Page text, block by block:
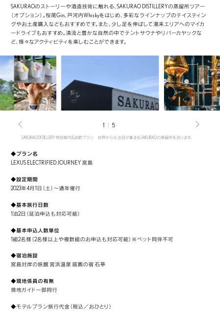
SAKURAOのストーリーや酒造技術に触れる、SAKURAO DISTILLERYの蒸留所ツアー
（オプション）。桜尾Gin、戸河内Whiskyをはじめ、多彩なラインナップのテイスティン
グやお土産購入などもおすすめです。また、少し足を伸ばして湯来エリアへのマイカ
ードライブもおすすめ。清流と豊かな自然の中でテントサウナやリバーカヤックな
ど、様々なアクティビティを楽しむことができます。
SAKURAO DISTILLERY 特別案内&試飲プラン 世界からも注目が集まるSAKURAOの蒸留所を巡ります。
1 5
◆プラン名
LEXUS ELECTRIFIED JOURNEY 宮島
◆設定期間
2023年4月1日（土）～通年催行
◆基本旅行日数
1泊2日（延泊申込も対応可能）
◆基本申込人数単位
1組2名様（2名様以上や複数組のお申込も対応可能）※ペット同伴不可
◆宿泊施設
宮島対岸の旅館 宮浜温泉 庭園の宿 石亭
◆現地係員の有無
現地ガイド一部同行
◆モデルプラン旅行代金（税込／おひとり）